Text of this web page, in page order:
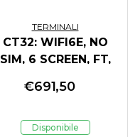
TERMINALI
CT32: WIFI6E, NO
SIM, 6 SCREEN, FT,
€691,50
Disponibile